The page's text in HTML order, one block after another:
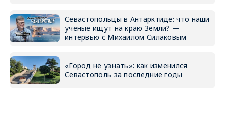
Севастопольцы в Антарктиде: что наши
учёные ищут на краю Земли? —
интервью с Михаилом Силаковым
«Город не узнать»: как изменился
Севастополь за последние годы